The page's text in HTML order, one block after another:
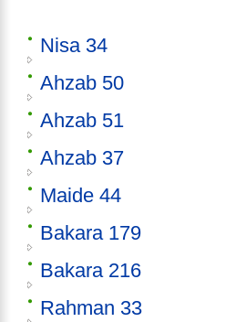
Nisa 34
Ahzab 50
Ahzab 51
Ahzab 37
Maide 44
Bakara 179
Bakara 216
Rahman 33